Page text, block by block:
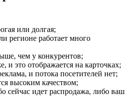
или долгая;
регионе работает много
чем у конкурентов;
и это отображается на карточках;
и потока посетителей нет;
высоким качеством;
сейчас идет распродажа, либо ваш